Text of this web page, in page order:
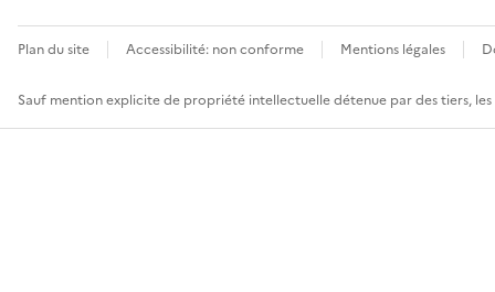
Plan du site Accessibilité: non conforme Mentions légales
Sauf mention explicite de propriété intellectuelle détenue par des tiers,